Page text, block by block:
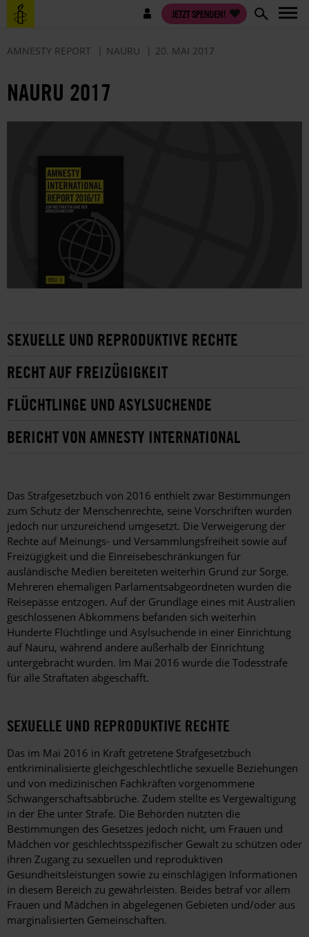
Direkt
zum
Benutzermenü JETZT SPENDEN!
AMNESTY REPORT NAURU 20. MAI 2017
NAURU 2017
SEXUELLE UND REPRODUKTIVE RECHTE
RECHT AUF FREIZÜGIGKEIT
FLÜCHTLINGE UND ASYLSUCHENDE
BERICHT VON AMNESTY INTERNATIONAL
Das Strafgesetzbuch von 2016 enthielt zwar Bestimmungen
zum Schutz der Menschenrechte, seine Vorschriften wurden
jedoch nur unzureichend umgesetzt. Die Verweigerung der
Rechte auf Meinungs- und Versammlungsfreiheit sowie auf
Freizügigkeit und die Einreisebeschränkungen für
ausländische Medien bereiteten weiterhin Grund zur Sorge.
Mehreren ehemaligen Parlamentsabgeordneten wurden die
Reisepässe entzogen. Auf der Grundlage eines mit Australien
geschlossenen Abkommens befanden sich weiterhin
Hunderte Flüchtlinge und Asylsuchende in einer Einrichtung
auf Nauru, während andere außerhalb der Einrichtung
untergebracht wurden. Im Mai 2016 wurde die Todesstrafe
für alle Straftaten abgeschafft.
SEXUELLE UND REPRODUKTIVE RECHTE
Das im Mai 2016 in Kraft getretene Strafgesetzbuch
entkriminalisierte gleichgeschlechtliche sexuelle Beziehungen
und von medizinischen Fachkräften vorgenommene
Schwangerschaftsabbrüche. Zudem stellte es Vergewaltigung
in der Ehe unter Strafe. Die Behörden nutzten die
Bestimmungen des Gesetzes jedoch nicht, um Frauen und
Mädchen vor geschlechtsspezifischer Gewalt zu schützen oder
ihren Zugang zu sexuellen und reproduktiven
Gesundheitsleistungen sowie zu einschlägigen Informationen
in diesem Bereich zu gewährleisten. Beides betraf vor allem
Frauen und Mädchen in abgelegenen Gebieten und/oder aus
marginalisierten Gemeinschaften.